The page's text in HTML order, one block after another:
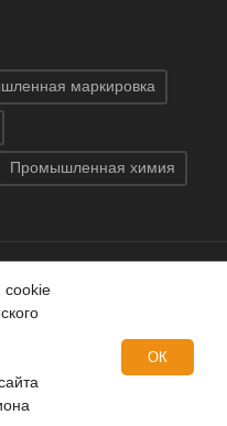
маркировка
Промышленная химия
ГК «Индатэк»
с сайта запрещено.
офертой, определяемой
437 (2) ГК РФ.
cookie
ОК